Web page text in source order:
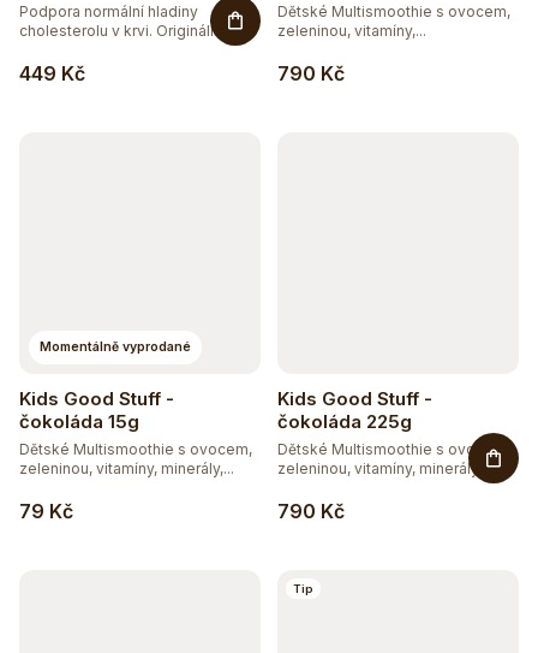
449 Kč
Podpora normální hladiny
cholesterolu v krvi. Originální a...
790 Kč
Dětské Multismoothie s ovocem,
zeleninou, vitamíny,...
Momentálně vyprodané
Kids Good Stuff -
čokoláda 15g
79 Kč
Dětské Multismoothie s ovocem,
zeleninou, vitamíny, minerály,...
Kids Good Stuff -
čokoláda 225g
790 Kč
Dětské Multismoothie s ovocem,
zeleninou, vitamíny, minerály,...
Tip